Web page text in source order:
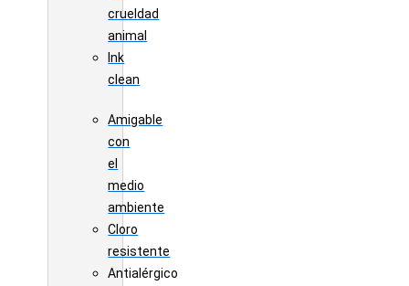
crueldad
animal
Ink
clean
Amigable
con
el
medio
ambiente
Cloro
resistente
Antialérgico